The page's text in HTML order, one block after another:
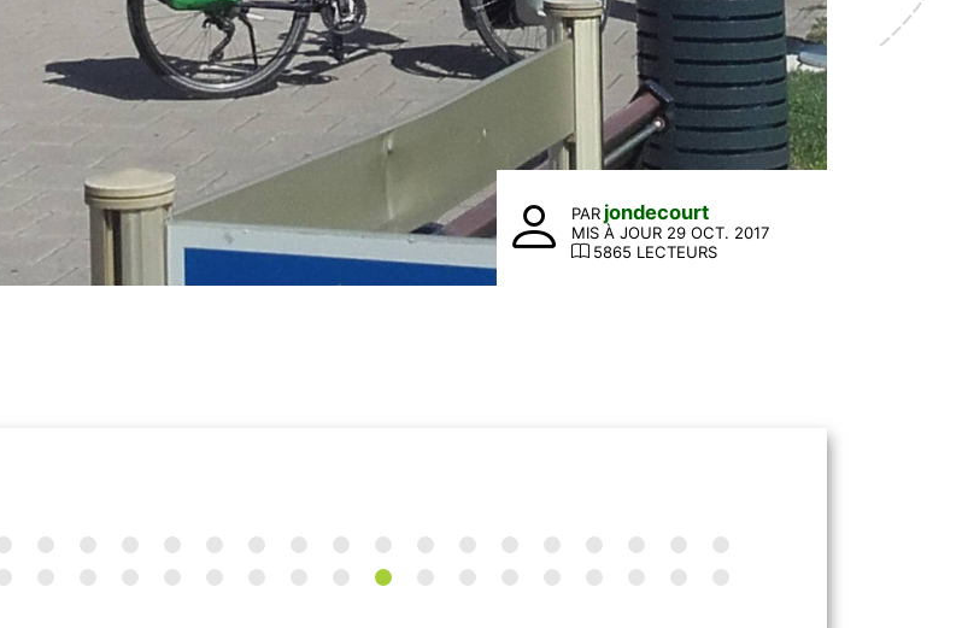
PAR jondecourt
MIS À JOUR 29 OCT. 2017
5865 LECTEURS